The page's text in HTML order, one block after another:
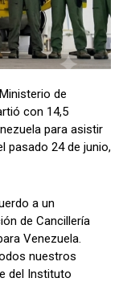
de
con 14,5
para asistir
pasado 24 de junio,
a un
de Cancillería
Venezuela.
nuestros
del Instituto